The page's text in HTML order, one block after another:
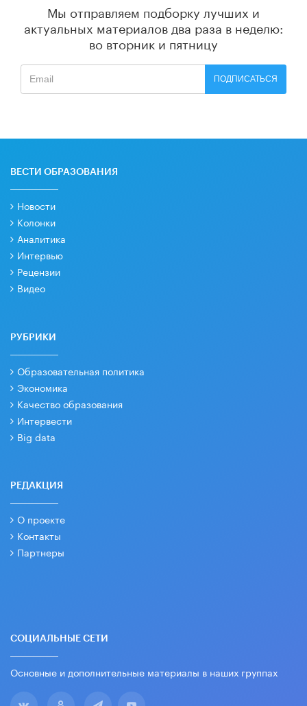
Мы отправляем подборку лучших и
актуальных материалов два раза в неделю:
во вторник и пятницу
ПОДПИСАТЬСЯ
ВЕСТИ ОБРАЗОВАНИЯ
Новости
Колонки
Аналитика
Интервью
Рецензии
Видео
РУБРИКИ
Образовательная политика
Экономика
Качество образования
Интервести
Big data
РЕДАКЦИЯ
О проекте
Контакты
Партнеры
СОЦИАЛЬНЫЕ СЕТИ
Основные и дополнительные материалы в наших группах